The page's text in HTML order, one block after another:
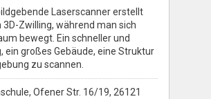
Laserscanner erstellt
3D-Zwilling, während man sich
bewegt. Ein schneller und
ein großes Gebäude, eine Struktur
zu scannen.
Ofener Str. 16/19, 26121